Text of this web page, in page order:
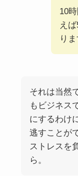
10
え
りま
それは当然
もビジネス
にするわけ
逃すことが
ストレスを
ら。